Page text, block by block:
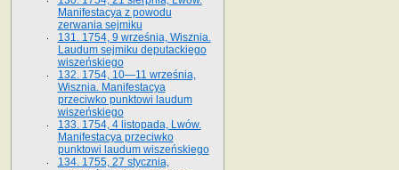
Manifestacya z powodu
zerwania sejmiku
131. 1754, 9 września, Wisznia.
Laudum sejmiku deputackiego
wiszeńskiego
132. 1754, 10—11 września,
Wisznia. Manifestacya
przeciwko punktowi laudum
wiszeńskiego
133. 1754, 4 listopada, Lwów.
Manifestacya przeciwko
punktowi laudum wiszeńskiego
134. 1755, 27 stycznia,